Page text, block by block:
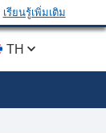
เรียนรู้เพิ่มเติม
TH